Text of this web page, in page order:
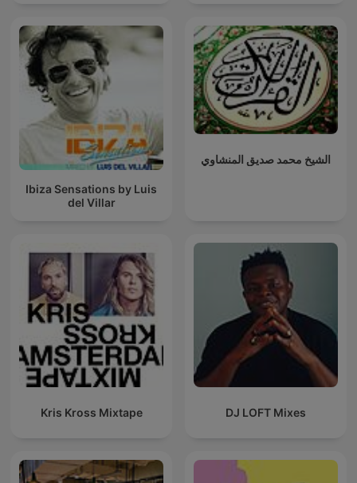
Ibiza Sensations by Luis
del Villar
الشيخ محمد صديق المنشاوي
Kris Kross Mixtape DJ LOFT Mixes